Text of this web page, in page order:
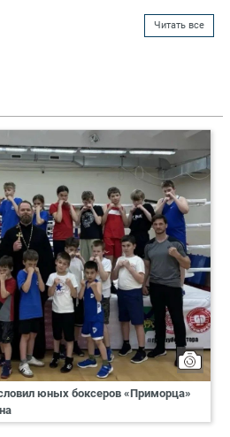
Читать все
юных боксеров «Приморца»